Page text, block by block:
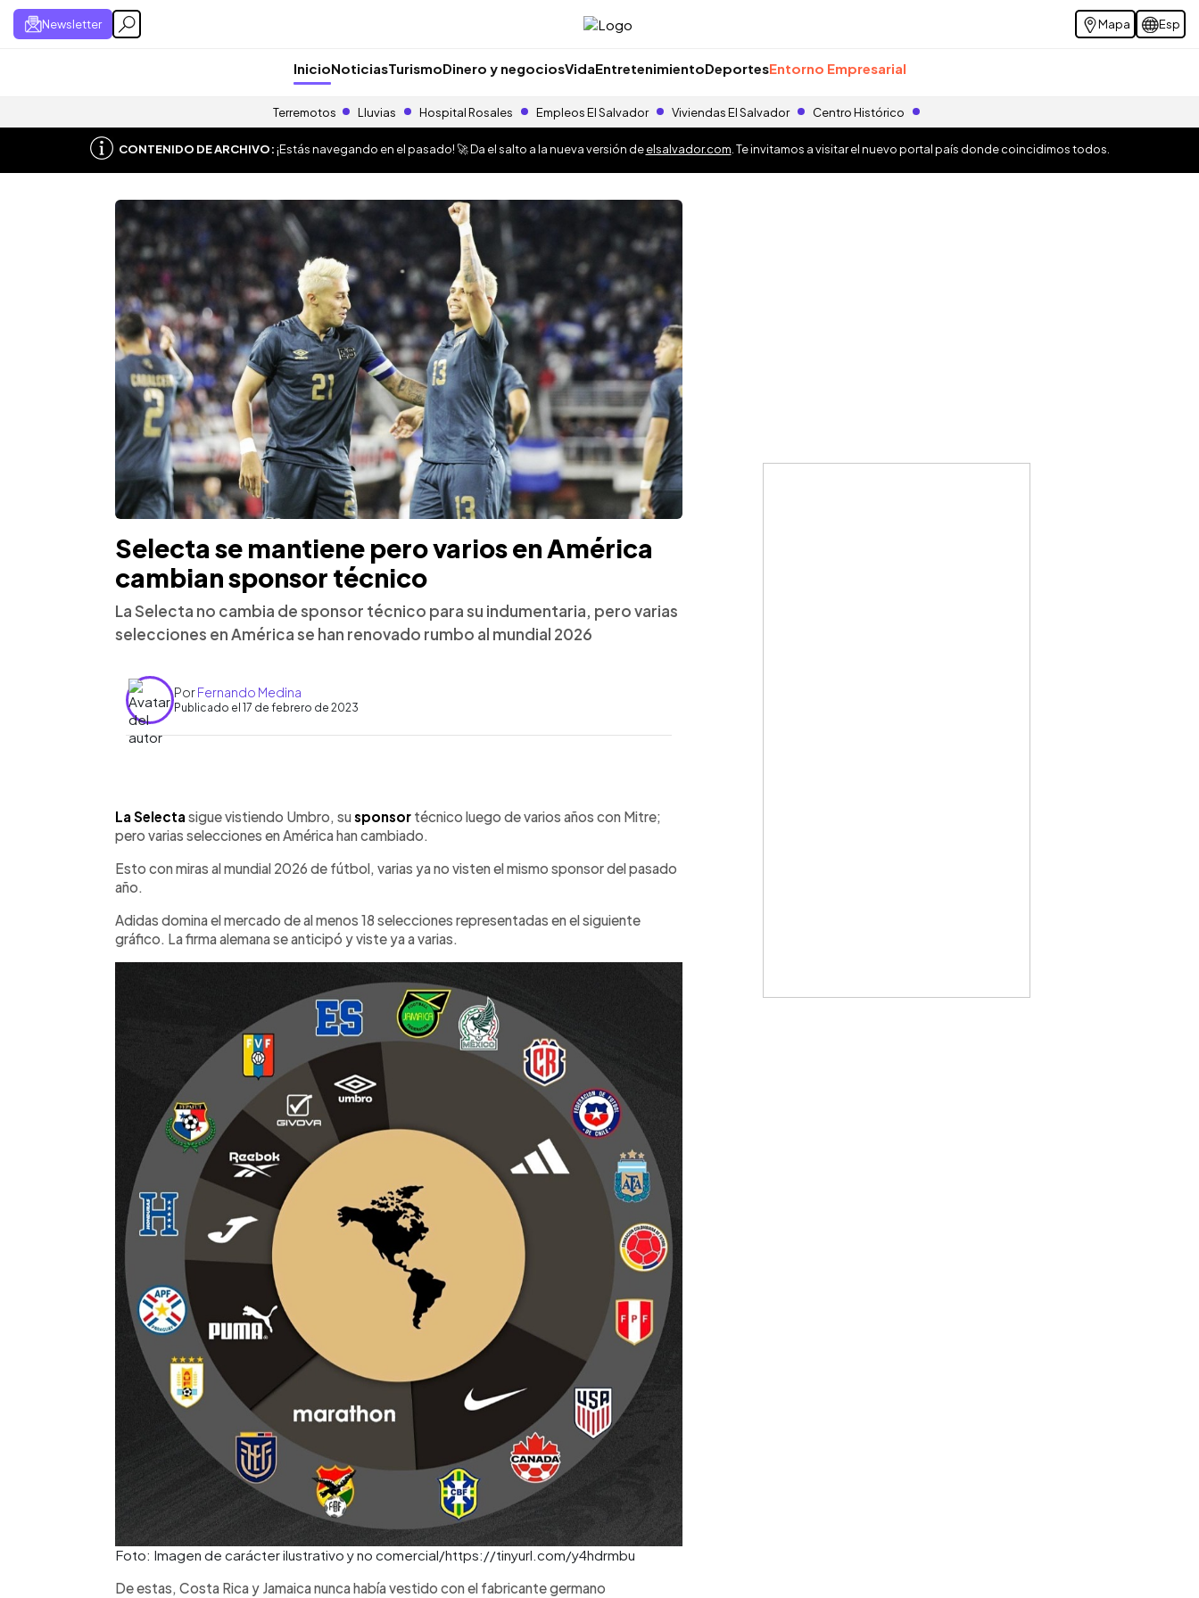
Newsletter Mapa Esp
InicioNoticiasTurismoDinero y negociosVidaEntretenimientoDeportesEntorno Empresarial
Terremotos Lluvias Hospital Rosales Empleos El Salvador Viviendas El Salvador Centro Histórico
CONTENIDO DE ARCHIVO:¡Estás navegando en el pasado! 🚀 Da el salto a la nueva versión deelsalvador.com . Te invitamos a visitar el nuevo portal país donde coincidimos todos.
Selecta se mantiene pero varios en América
cambian sponsor técnico
La Selecta no cambia de sponsor técnico para su indumentaria, pero varias
selecciones en América se han renovado rumbo al mundial 2026
PorFernando Medina
Publicado el 17 de febrero de 2023
► Escuchar artículo
La Selecta sigue vistiendo Umbro, susponsor técnico luego de varios años con Mitre;
pero varias selecciones en América han cambiado.
Esto con miras al mundial 2026 de fútbol, varias ya no visten el mismo sponsor del pasado
año.
Adidas domina el mercado de al menos 18 selecciones representadas en el siguiente
gráfico. La firma alemana se anticipó y viste ya a varias.
Foto: Imagen de carácter ilustrativo y no comercial/https://tinyurl.com/y4hdrmbu
De estas, Costa Rica y Jamaica nunca había vestido con el fabricante germano